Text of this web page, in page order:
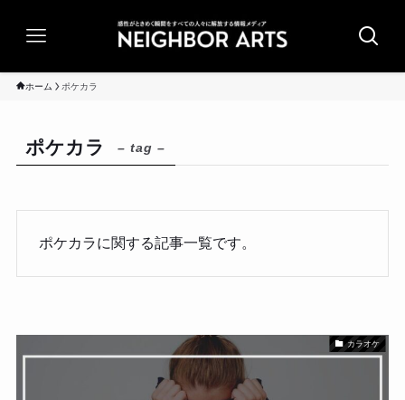
ホーム ポケカラ
ポケカラ – tag –
ポケカラに関する記事一覧です。
カラオケ